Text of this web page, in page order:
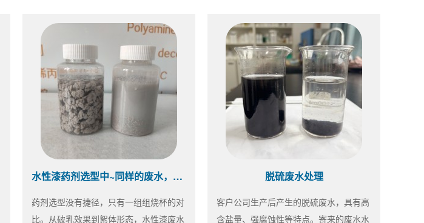
水性漆药剂选型中~同样的废水，不同的效果
药剂选型没有捷径，只有一组组烧杯的对
比。从破乳效果到絮体形态，水性漆废水
脱硫废水处理
客户公司生产后产生的脱硫废水，具有高
含盐量、强腐蚀性等特点。寄来的废水水